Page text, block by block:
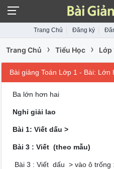
Trang Chủ Đăng ký
Trang Chủ › Tiểu Học › Lớp
Bài giảng Toán Lớp 1 - Bài:
Ba lớn hơn hai
Nghỉ giải lao
Bài 1: Viết dấu >
Bài 3 : Viết (theo mẫu)
Bài 3 : Viết dấu > vào ô trống :